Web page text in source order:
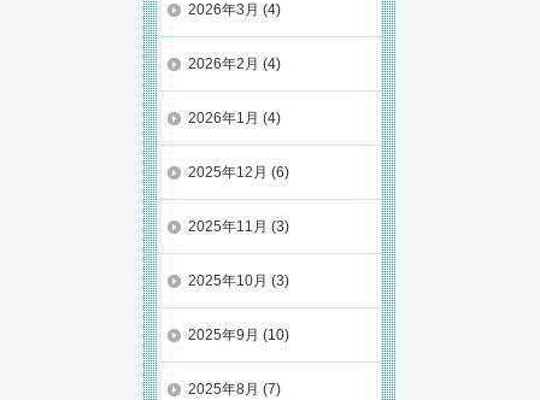
2026年3月 (4)
2026年2月 (4)
2026年1月 (4)
2025年12月 (6)
2025年11月 (3)
2025年10月 (3)
2025年9月 (10)
2025年8月 (7)